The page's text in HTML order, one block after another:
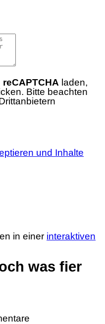
reCAPTCHA laden,
Bitte beachten
und Inhalte
in einer interaktiven
was fier